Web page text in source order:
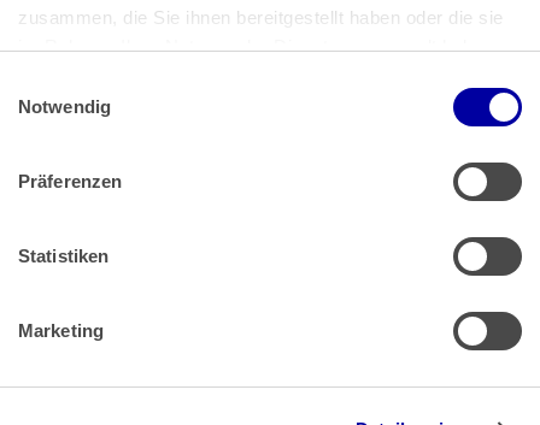
zusammen, die Sie ihnen bereitgestellt haben oder die sie
im Rahmen Ihrer Nutzung der Dienste gesammelt haben.
Impressum
Notwendig
Präferenzen
Statistiken
Marketing
Pressemitteilungen|AGB
Impressum|Datenschutz
Muster Widerrufsformular (PDF)
Barrierefreiheit